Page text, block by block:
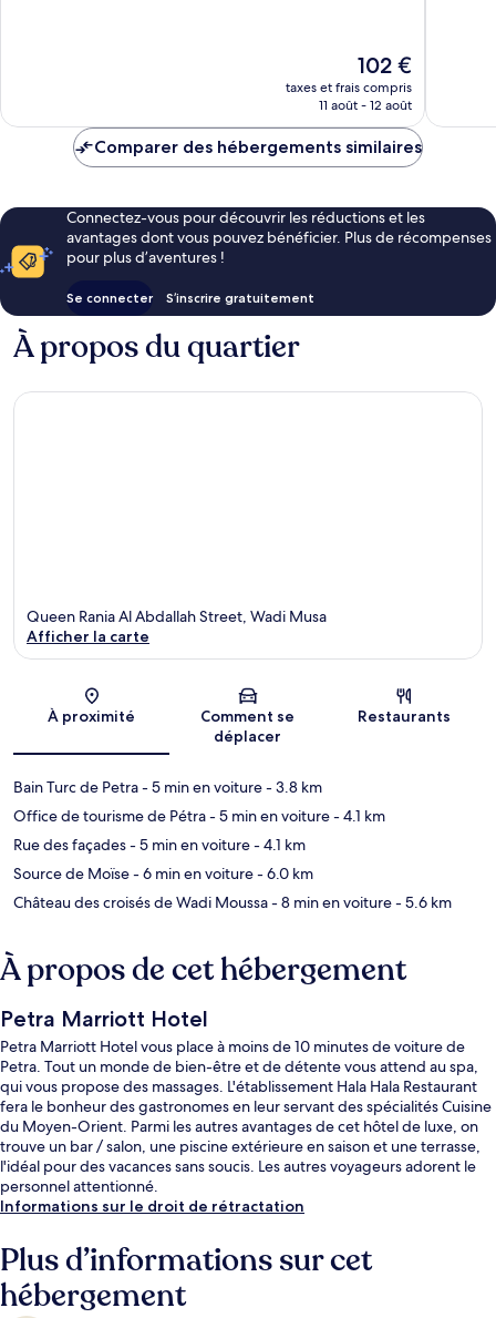
Le
nouveau
prix
de
102 €
taxes et frais compris
11 août - 12 août
Comparer des hébergements similaires
Connectez-vous pour découvrir les réductions et les
avantages dont vous pouvez bénéficier. Plus de récompenses
pour plus d’aventures !
Se connecter S’inscrire gratuitement
À propos du quartier
Carte
Queen Rania Al Abdallah Street, Wadi Musa
Afficher la carte
À proximité
Comment se
déplacer
Restaurants
Bain Turc de Petra- 5 min en voiture- 3.8 km
Office de tourisme de Pétra- 5 min en voiture- 4.1 km
Rue des façades- 5 min en voiture- 4.1 km
Source de Moïse- 6 min en voiture- 6.0 km
Château des croisés de Wadi Moussa- 8 min en voiture- 5.6 km
À propos de cet hébergement
Petra Marriott Hotel
Petra Marriott Hotel vous place à moins de 10 minutes de voiture de
Petra. Tout un monde de bien-être et de détente vous attend au spa,
qui vous propose des massages. L'établissement Hala Hala Restaurant
fera le bonheur des gastronomes en leur servant des spécialités Cuisine
du Moyen-Orient. Parmi les autres avantages de cet hôtel de luxe, on
trouve un bar / salon, une piscine extérieure en saison et une terrasse,
l'idéal pour des vacances sans soucis. Les autres voyageurs adorent le
personnel attentionné.
Informations sur le droit de rétractation
Plus d’informations sur cet
hébergement